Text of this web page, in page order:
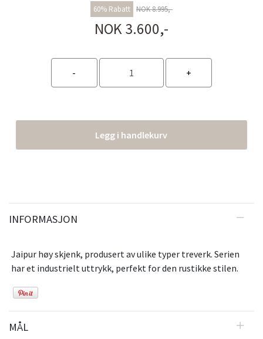
60% Rabatt NOK 8.995,-
NOK 3.600,-
Legg i handlekurv
INFORMASJON
Jaipur høy skjenk, produsert av ulike typer treverk. Serien
har et industrielt uttrykk, perfekt for den rustikke stilen.
MÅL